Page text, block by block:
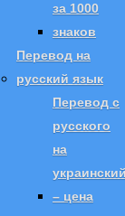
за 1000
знаков
Перевод на
русский язык
Перевод с
русского
на
– цена